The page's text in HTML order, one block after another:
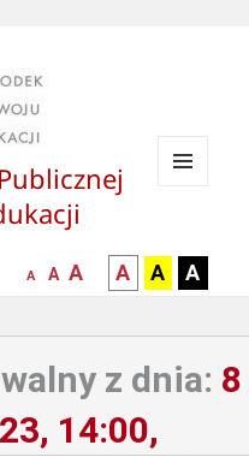
mniejsza
A
normalna
A
większa-
czcionka
A
kontrast
czarny
białym
A
kontrast
czarny
zółtym
A
żółty
A
z dnia: 8
14:00,